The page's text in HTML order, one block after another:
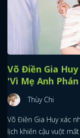
Võ Điền Gia
'Vì Mẹ Anh
Thùy Chi
Võ Điền Gia Huy xác
lịch khiến cậu vuột